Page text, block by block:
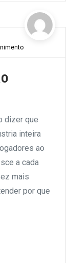
dizer que
inteira
ao
a cada
mais
por que